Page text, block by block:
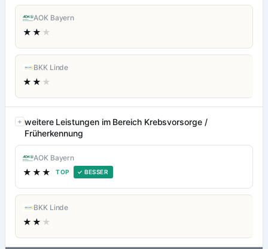
AOK Bayern
★★ ★
BKK Linde
★★ ★
weitere Leistungen im Bereich Krebsvorsorge /
Früherkennung
AOK Bayern
★★★ TOP ✓ BESSER
BKK Linde
★★ ★